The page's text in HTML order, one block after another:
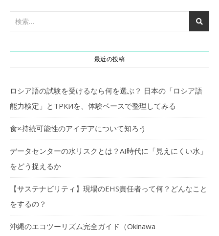
最近の投稿
ロシア語の試験を受けるなら何を選ぶ？ 日本の「ロシア語
能力検定」とТРКИを、体験ベースで整理してみる
食×持続可能性のアイデアについて知ろう
データセンターの水リスクとは？AI時代に「見えにくい水」
をどう捉えるか
【サステナビリティ】現場のEHS責任者って何？どんなこと
をするの？
沖縄のエコツーリズム完全ガイド（Okinawa